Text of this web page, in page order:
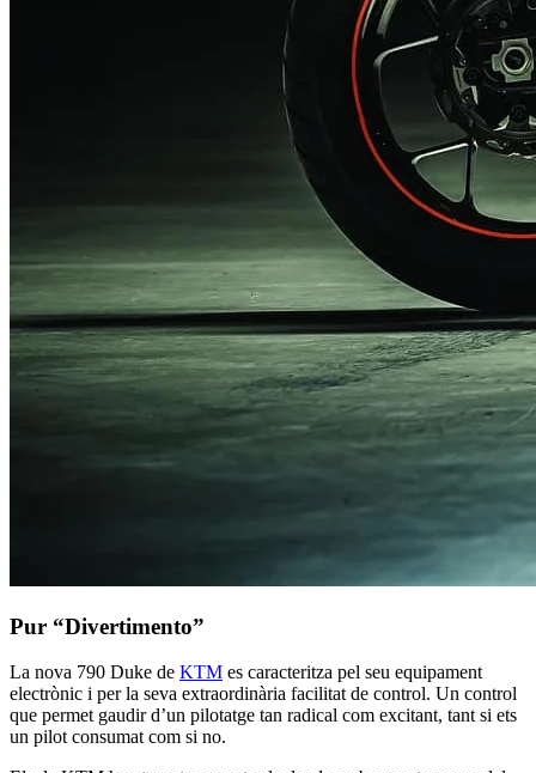
Pur “Divertimento”
La nova 790 Duke de KTM es caracteritza pel seu equipament
electrònic i per la seva extraordinària facilitat de control. Un control
que permet gaudir d’un pilotatge tan radical com excitant, tant si ets
un pilot consumat com si no.